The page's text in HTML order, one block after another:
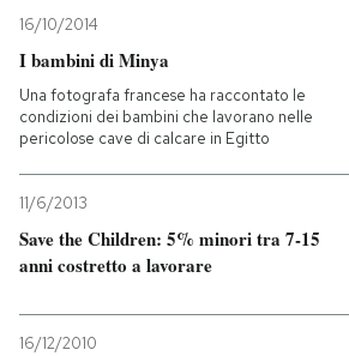
Sport
PODCAST
NEWSLETTER
16/10/2014
I bambini di Minya
Una fotografa francese ha raccontato le
condizioni dei bambini che lavorano nelle
pericolose cave di calcare in Egitto
11/6/2013
Save the Children: 5% minori tra 7-15
anni costretto a lavorare
16/12/2010